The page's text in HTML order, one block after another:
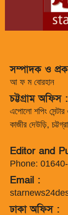
সম্পাদক ও
আ ফ ম বোরহান
চট্টগ্রাম অফিস :
এপোলো শপিং
কাজীর দেউড়ি,
Editor and
Phone:
Email :
ঢাকা অফিস :